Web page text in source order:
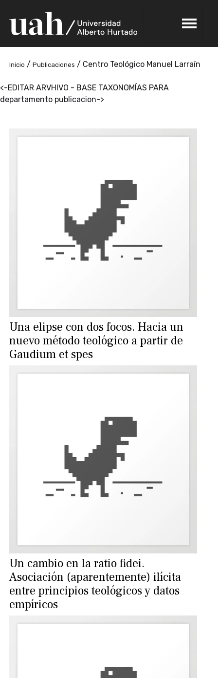
Inicio /Publicaciones / Centro Teológico Manuel Larraín
<-EDITAR ARVHIVO - BASE TAXONOMÍAS PARA
departamento publicacion->
Una elipse con dos focos. Hacia un
nuevo método teológico a partir de
Gaudium et spes
Un cambio en la ratio fidei.
Asociación (aparentemente) ilícita
entre principios teológicos y datos
empíricos